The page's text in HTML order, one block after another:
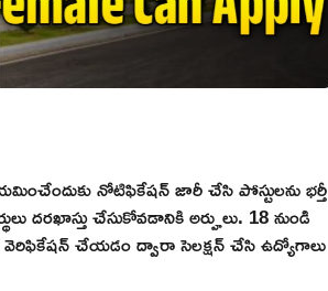
నోటిఫికేషన్ జారీ చేసి పోస్టులను భర్తీ
దరఖాస్తు చేసుకోవడానికి అర్హులు. 18 నుండి
వెరిఫికేషన్ చేయడం ద్వారా సెలక్షన్ చేసి ఉద్యోగాలు